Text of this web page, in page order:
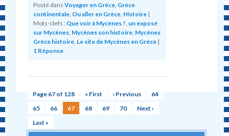
Posté dans Voyager en Grèce Grèce
continentale Ou aller en Grèce Histoire |
Mots-clefs : Que voir à Mycènes ? un exposé
sur Mycènes Mycènes son histoire Mycènes
Grèce histoire Le site de Mycènes en Grèce |
1 Réponse
Page 67 of 128 « First ‹ Previous
64
65
66 67 68 69 70
Next ›
Last »